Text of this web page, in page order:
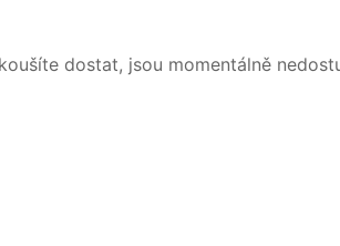
dostat, jsou momentálně